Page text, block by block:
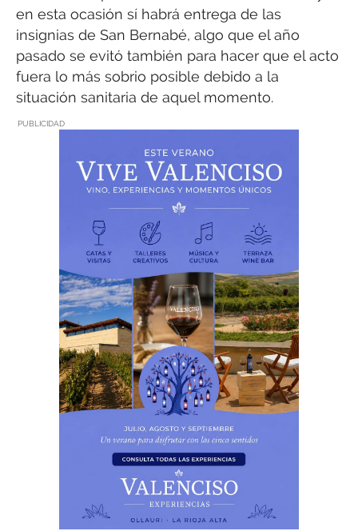
en esta ocasión sí habrá entrega de las
insignias de San Bernabé, algo que el año
pasado se evitó también para hacer que el acto
fuera lo más sobrio posible debido a la
situación sanitaria de aquel momento.
PUBLICIDAD